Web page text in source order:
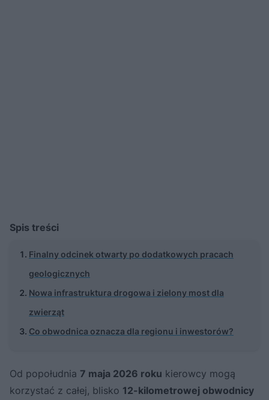
Spis treści
Finalny odcinek otwarty po dodatkowych pracach
geologicznych
Nowa infrastruktura drogowa i zielony most dla
zwierząt
Co obwodnica oznacza dla regionu i inwestorów?
Od popołudnia 7 maja 2026 roku kierowcy mogą
korzystać z całej, blisko 12-kilometrowej obwodnicy